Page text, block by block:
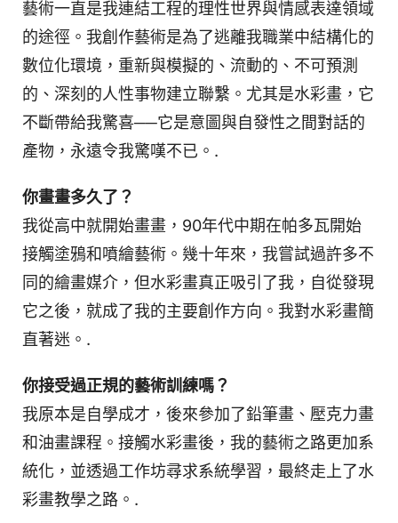
藝術一直是我連結工程的理性世界與情感表達領域
的途徑。我創作藝術是為了逃離我職業中結構化的
數位化環境，重新與模擬的、流動的、不可預測
的、深刻的人性事物建立聯繫。尤其是水彩畫，它
不斷帶給我驚喜──它是意圖與自發性之間對話的
產物，永遠令我驚嘆不已。.
你畫畫多久了？
我從高中就開始畫畫，90年代中期在帕多瓦開始
接觸塗鴉和噴繪藝術。幾十年來，我嘗試過許多不
同的繪畫媒介，但水彩畫真正吸引了我，自從發現
它之後，就成了我的主要創作方向。我對水彩畫簡
直著迷。.
你接受過正規的藝術訓練嗎？
我原本是自學成才，後來參加了鉛筆畫、壓克力畫
和油畫課程。接觸水彩畫後，我的藝術之路更加系
統化，並透過工作坊尋求系統學習，最終走上了水
彩畫教學之路。.